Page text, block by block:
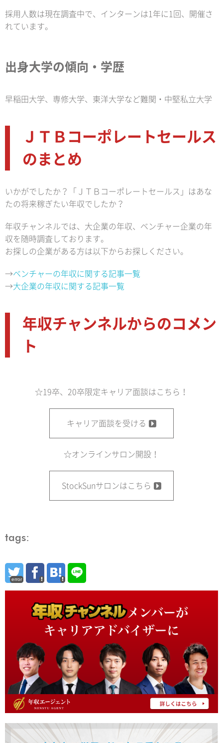
採用人数は現在調査中で、インターンは1年に1回、開催さ
れています。
出身大学の傾向・学歴
早稲田大学、専修大学、東洋大学など難関・中堅私立大学
ＪＴＢコーポレートセールス
のまとめ
いかがでしたか？「ＪＴＢコーポレートセールス」はあな
たの将来稼ぎたい年収でしたか？
年収チャンネルでは、大企業の年収、ベンチャー企業の年
収を随時調査しております。
お探しの企業がある方は以下からお探しください。
→ベンチャーの年収に関する記事一覧
→大企業の年収に関する記事一覧
年収チャンネルからのコメン
ト
☆19卒、20卒限定キャリア面談はこちら！
キャリア面談を受ける
☆オンラインサロン開設！
StockSunサロンはこちら
tags:
error